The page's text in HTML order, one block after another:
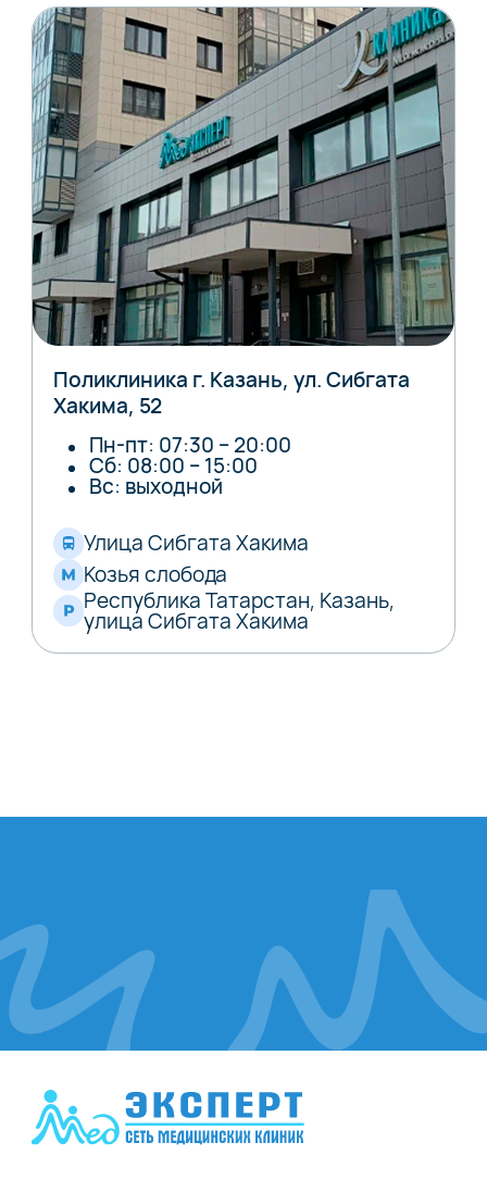
Поликлиника г. Казань, ул. Сибгата
Хакима, 52
Пн-пт: 07:30 – 20:00
Сб: 08:00 – 15:00
Вс: выходной
Улица Сибгата Хакима
Козья слобода
Республика Татарстан, Казань,
улица Сибгата Хакима